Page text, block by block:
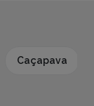
Caçapava